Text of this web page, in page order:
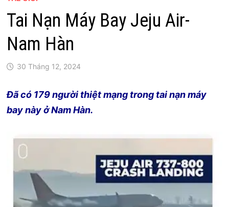
Tai Nạn Máy Bay Jeju Air-
Nam Hàn
30 Tháng 12, 2024
Đã có 179 người thiệt mạng trong tai nạn máy
bay này ở Nam Hàn.